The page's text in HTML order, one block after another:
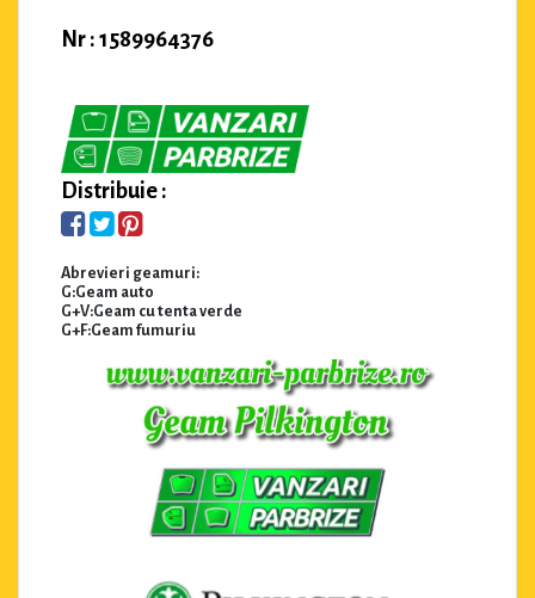
Nr : 1589964376
Distribuie :
Abrevieri geamuri:
G:Geam auto
G+V:Geam cu tenta verde
G+F:Geam fumuriu